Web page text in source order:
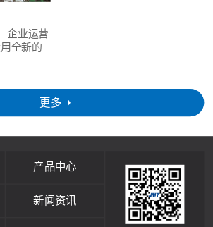
更多
企业运营
全新的
产品中心
新闻资讯